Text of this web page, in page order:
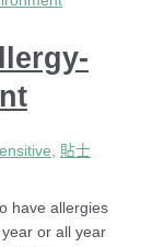
貼士
have allergies
or all year